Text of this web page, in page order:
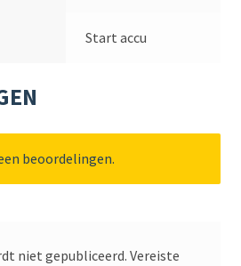
Start accu
beoordelingen.
niet gepubliceerd. Vereiste